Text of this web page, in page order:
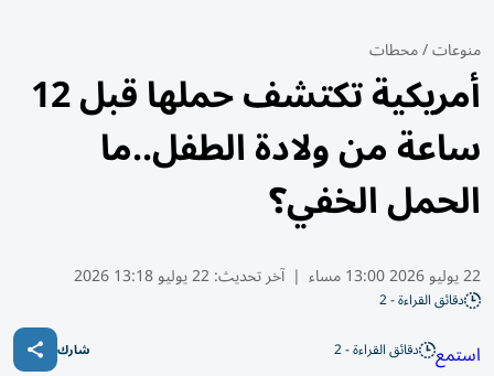
منوعات/محطات
أمريكية تكتشف حملها قبل 12
ساعة من ولادة الطفل..ما
الحمل الخفي؟
22 يوليو 2026 13:00 مساء | آخر تحديث:22 يوليو 13:18 2026
دقائق القراءة - 2
استمع دقائق القراءة - 2 شارك